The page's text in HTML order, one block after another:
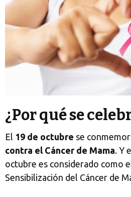
¿Por qué se
El 19 de octubre se
contra el Cáncer de Mama. Y
octubre es considerado como
Sensibilización del Cáncer de